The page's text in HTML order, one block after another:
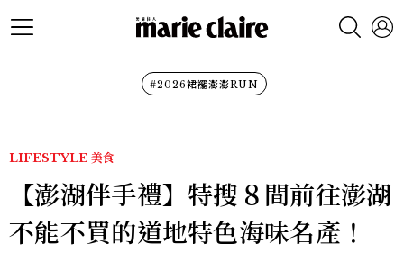
#2026裙襬澎澎RUN
LIFESTYLE 美食
【澎湖伴手禮】特搜８間前往澎湖
不能不買的道地特色海味名產！